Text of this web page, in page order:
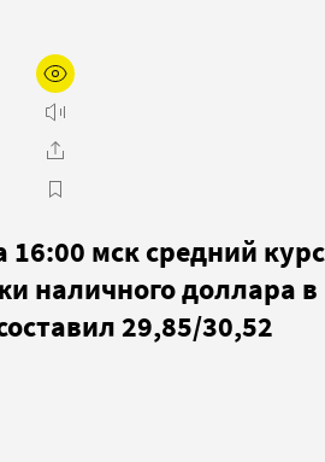
16:00 мск средний курс
наличного доллара в
29,85/30,52